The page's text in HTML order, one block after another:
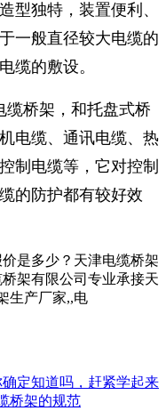
型独特，装置便利、
一般直径较大电缆的
缆的敷设。
缆桥架，和托盘式桥
电缆、通讯电缆、热
制电缆等，它对控制
的防护都有较好效
是多少？天津电缆桥架
架有限公司专业承接天
生产厂家,,电
定知道吗，赶紧学起来
桥架的规范